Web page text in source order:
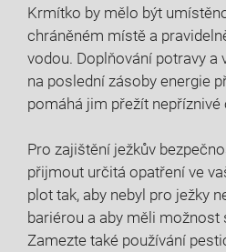
Krmítko by mělo být
chráněném místě a
vodou. Doplňování potravy a
na poslední zásoby energie
pomáhá jim přežít nepříznivé
Pro zajištění ježkův
přijmout určitá opatření ve
plot tak, aby nebyl pro ježky
bariérou a aby měli možnost
Zamezte také používání